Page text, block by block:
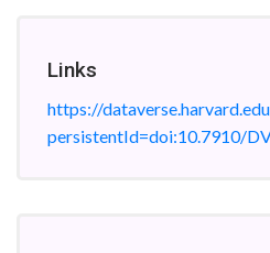
Links
https://
persistentId=doi:10.7910/